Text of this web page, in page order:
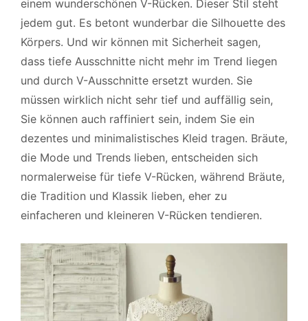
einem wunderschönen V-Rücken. Dieser Stil steht
jedem gut. Es betont wunderbar die Silhouette des
Körpers. Und wir können mit Sicherheit sagen,
dass tiefe Ausschnitte nicht mehr im Trend liegen
und durch V-Ausschnitte ersetzt wurden. Sie
müssen wirklich nicht sehr tief und auffällig sein,
Sie können auch raffiniert sein, indem Sie ein
dezentes und minimalistisches Kleid tragen. Bräute,
die Mode und Trends lieben, entscheiden sich
normalerweise für tiefe V-Rücken, während Bräute,
die Tradition und Klassik lieben, eher zu
einfacheren und kleineren V-Rücken tendieren.